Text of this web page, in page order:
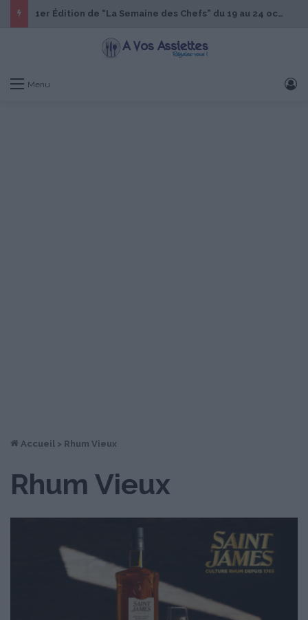
1er Édition de “La Semaine des Chefs” du 19 au 24 octobre 2026
Menu
Accueil > Rhum Vieux
Rhum Vieux